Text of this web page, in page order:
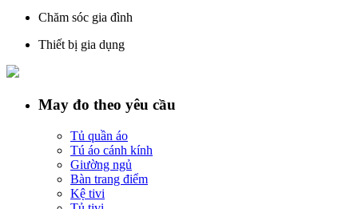
Chăm sóc gia đình
Thiết bị gia dụng
May đo theo yêu cầu
Tủ quần áo
Tú áo cánh kính
Giường ngủ
Bàn trang điểm
Kệ tivi